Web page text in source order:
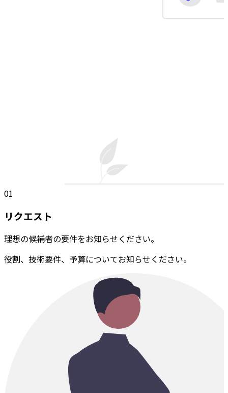
01
リクエスト
理想の候補者の要件をお知らせください。
役割、技術要件、予算についてお知らせください。